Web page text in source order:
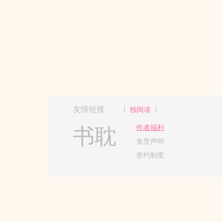
友情链接 独阅读
书耽
作者福利
免责声明
签约制度